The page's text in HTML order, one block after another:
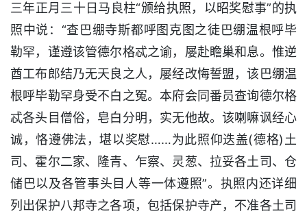
三年正月三十日马良柱“颁给执照，以昭奖慰事”的执
照中说：“查巴绷寺斯都呼图克图之徒巴绷温根呼毕
勒罕，谨遵该管德尔格忒之谕，屡赴瞻巢和息。惟逆
酋工布郎结乃无天良之人，屡经改悔誓盟，该巴绷温
根呼毕勒罕身受不白之冤。本府会同番员查询德尔格
忒各头目僧俗，皂白分明，实无他故。该喇嘛讽经心
诚，恪遵佛法，堪以奖慰……为此照仰迭盖(德格)土
司、霍尔二家、隆青、乍察、灵葱、拉妥各土司、仓
储巴以及各管事头目人等一体遵照”。执照内还详细
列出保护八邦寺之各项，包括保护寺产，不准各土司